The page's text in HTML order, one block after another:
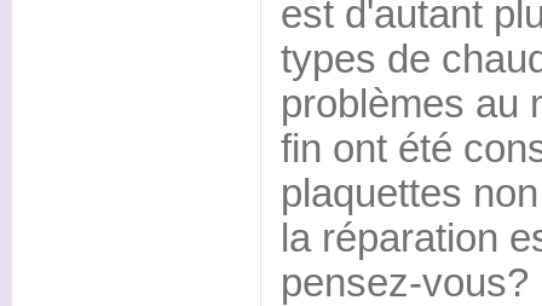
est d'autant
types de
problèmes au
fin ont été
plaquettes
la réparation
pensez-vous?